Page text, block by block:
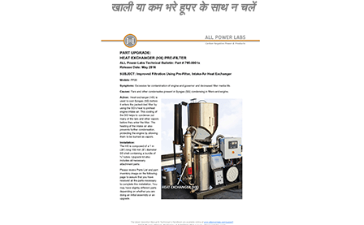
खाली या कम भरे हूपर के साथ न चलें